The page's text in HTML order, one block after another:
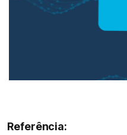
Referência: